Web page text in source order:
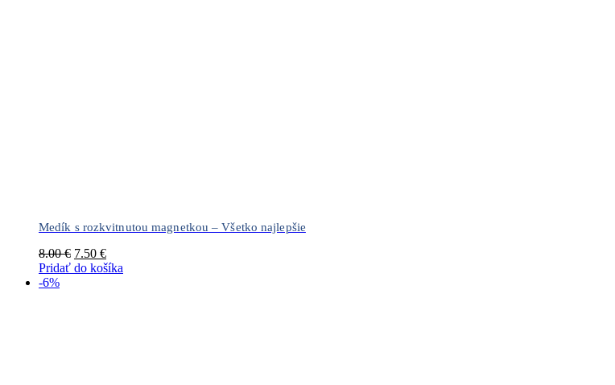
Medík s rozkvitnutou magnetkou – Všetko najlepšie
8.00€ Pôvodná
cena
7.50 €Aktuálna
cena
Pridať do košíka
-6%